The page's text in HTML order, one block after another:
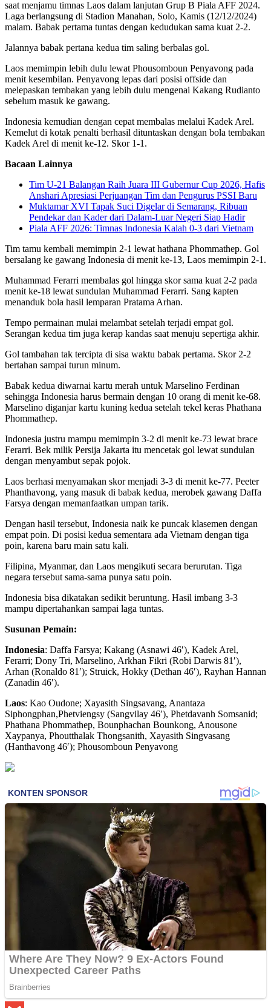
saat menjamu timnas Laos dalam lanjutan Grup B Piala AFF 2024.
Laga berlangsung di Stadion Manahan, Solo, Kamis (12/12/2024)
malam. Babak pertama tuntas dengan kedudukan sama kuat 2-2.
Jalannya babak pertana kedua tim saling berbalas gol.
Laos memimpin lebih dulu lewat Phousomboun Penyavong pada
menit kesembilan. Penyavong lepas dari posisi offside dan
melepaskan tembakan yang lebih dulu mengenai Kakang Rudianto
sebelum masuk ke gawang.
Indonesia kemudian dengan cepat membalas melalui Kadek Arel.
Kemelut di kotak penalti berhasil dituntaskan dengan bola tembakan
Kadek Arel di menit ke-12. Skor 1-1.
Bacaan Lainnya
Tim U-21 Balangan Raih Juara III Gubernur Cup 2026, Hafis
Anshari Apresiasi Perjuangan Tim dan Pengurus PSSI Baru
Muktamar XVI Tapak Suci Digelar di Semarang, Ribuan
Pendekar dan Kader dari Dalam-Luar Negeri Siap Hadir
Piala AFF 2026: Timnas Indonesia Kalah 0-3 dari Vietnam
Tim tamu kembali memimpin 2-1 lewat hathana Phommathep. Gol
bersalang ke gawang Indonesia di menit ke-13, Laos memimpin 2-1.
Muhammad Ferarri membalas gol hingga skor sama kuat 2-2 pada
menit ke-18 lewat sundulan Muhammad Ferarri. Sang kapten
menanduk bola hasil lemparan Pratama Arhan.
Tempo permainan mulai melambat setelah terjadi empat gol.
Serangan kedua tim juga kerap kandas saat menuju sepertiga akhir.
Gol tambahan tak tercipta di sisa waktu babak pertama. Skor 2-2
bertahan sampai turun minum.
Babak kedua diwarnai kartu merah untuk Marselino Ferdinan
sehingga Indonesia harus bermain dengan 10 orang di menit ke-68.
Marselino diganjar kartu kuning kedua setelah tekel keras Phathana
Phommathep.
Indonesia justru mampu memimpin 3-2 di menit ke-73 lewat brace
Ferarri. Bek milik Persija Jakarta itu mencetak gol lewat sundulan
dengan menyambut sepak pojok.
Laos berhasi menyamakan skor menjadi 3-3 di menit ke-77. Peeter
Phanthavong, yang masuk di babak kedua, merobek gawang Daffa
Farsya dengan memanfaatkan umpan tarik.
Dengan hasil tersebut, Indonesia naik ke puncak klasemen dengan
empat poin. Di posisi kedua sementara ada Vietnam dengan tiga
poin, karena baru main satu kali.
Filipina, Myanmar, dan Laos mengikuti secara berurutan. Tiga
negara tersebut sama-sama punya satu poin.
Indonesia bisa dikatakan sedikit beruntung. Hasil imbang 3-3
mampu dipertahankan sampai laga tuntas.
Susunan Pemain:
Indonesia: Daffa Farsya; Kakang (Asnawi 46′), Kadek Arel,
Ferarri; Dony Tri, Marselino, Arkhan Fikri (Robi Darwis 81′),
Arhan (Ronaldo 81′); Struick, Hokky (Dethan 46′), Rayhan Hannan
(Zanadin 46′).
Laos: Kao Oudone; Xayasith Singsavang, Anantaza
Siphongphan,Phetviengsy (Sangvilay 46′), Phetdavanh Somsanid;
Phathana Phommathep, Bounphachan Bounkong, Anousone
Xaypanya, Phoutthalak Thongsanith, Xayasith Singvasang
(Hanthavong 46′); Phousomboun Penyavong